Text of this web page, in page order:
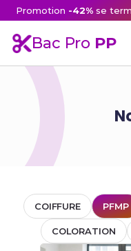
Promotion -42%se
Bac Pro PP
COIFFURE PFMP
COLORATION